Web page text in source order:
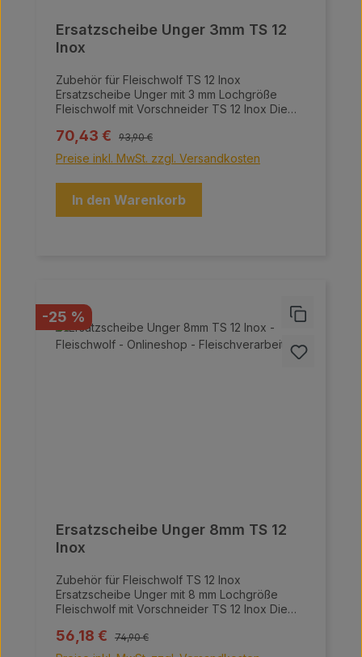
Ersatzscheibe Unger 3mm TS 12
Inox
Zubehör für Fleischwolf TS 12 Inox
Ersatzscheibe Unger mit 3 mm Lochgröße
Fleischwolf mit Vorschneider TS 12 Inox Die
ihre hochwertige Bauweise und innovative
Technologie, ideal für die professionelle
Fleischverarbeitung. Sie bestehen aus einer
hochqualitativen Aluminiumlegierung sowie
einem Grundgehäuse, einer Schnecke, einem
Verkaufspreis:
70,43 € Regulärer Preis:
93,90 €
Preise inkl. MwSt. zzgl. Versandkosten
In den Warenkorb
Rabatt
-25 %
Ersatzscheibe Unger 8mm TS 12
Inox
Zubehör für Fleischwolf TS 12 Inox
Ersatzscheibe Unger mit 8 mm Lochgröße
Fleischwolf mit Vorschneider TS 12 Inox Die
ihre hochwertige Bauweise und innovative
Technologie, ideal für die professionelle
Verkaufspreis:
56,18 € Regulärer Preis:
74,90 €